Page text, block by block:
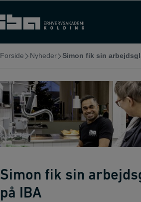
til
indholdet
Forside Nyheder Simon fik sin
Simon fik sin
på IBA